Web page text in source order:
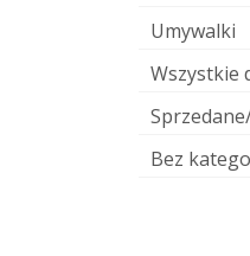
Umywalki
Wszystkie
Bez